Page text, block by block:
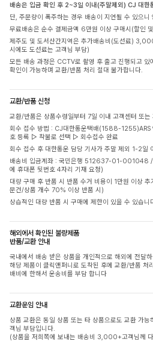
배송은 입금 확인 후 2~3일 이내(주말제외) CJ 대한
단, 주문량이 폭주하는 경우 배송이 지연될 수 있으니
무료배송은 순수 결제금액 6만원 이상 구매시(할인
제주도 및 도서산간지역은 추가배송비(도선료)
시에도 도선료는 고객님 부담)
모든 배송 과정은 CCTV로 촬영 후 출고 진행되고 있
확인이 가능하며 교환/반품 처리 절대 불가합니다.
교환/반품 신청
교환/반품은 상품수령일부터 7일 이내 고객센터 또는
회수 접수 방법 : CJ대한통운택배(1588-
호 등록 ▷ 착불로 선택 ▷ 회수접수 완료
회수 접수 후 대한통운 담당 기사가 주말 제외 1-2일
배송비 입금계좌 : 국민은행 512637-01-001048 /
에 휴대폰 뒷번호 4자리 기재 요청)
대량 구매 후 반품 시 반품 수거 비용이 1만원 이상
문건/상품 개수 70% 이상 반품 시)
상습적인 대량 반품 시 구매에 제한이 있을 수 있습니
해외에서 확인된 불량제품
반품/교환 안내
국내에서 배송 받은 상품을 개인적으로 해외에 전달
해당 제품이 클릭앤퍼니로 도착된 후에 교환/반품 처
배비에 한해서 운송비를 부담 합니다
교환운임 안내
상품 교환은 동일 상품 또는 타 상품으로도 교환 가
객님 부담입니다.
(상품을 저희쪽에 보내는 배송비 3,000+고객님께